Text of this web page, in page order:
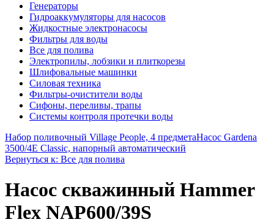
Генераторы
Гидроаккумуляторы для насосов
Жидкостные электронасосы
Фильтры для воды
Все для полива
Электропилы, лобзики и плиткорезы
Шлифовальные машинки
Силовая техника
Фильтры-очистители воды
Сифоны, переливы, трапы
Системы контроля протечки воды
Набор поливочный Village People, 4 предметаНасос Gardena
3500/4E Classic, напорный автоматический
Вернуться к: Все для полива
Насос скважинный Hammer
Flex NAP600/39S